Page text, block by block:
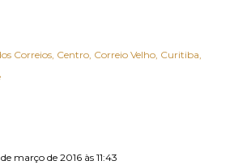
Correios Centro Correio Velho Curitiba
março de 2016 às 11:43